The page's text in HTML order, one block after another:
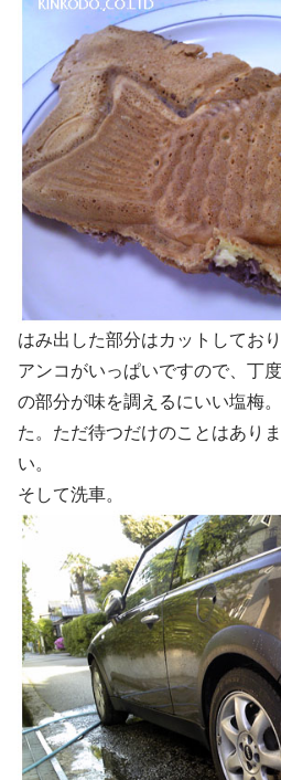
はみ出した部分はカットしてお
アンコがいっぱいですので、丁
の部分が味を調えるにいい塩梅
た。ただ待つだけのことはあり
い。
そして洗車。